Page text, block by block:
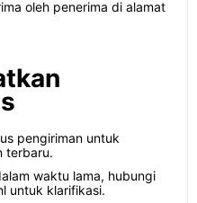
oleh penerima di alamat
pengiriman untuk
terbaru.
waktu lama, hubungi
untuk klarifikasi.